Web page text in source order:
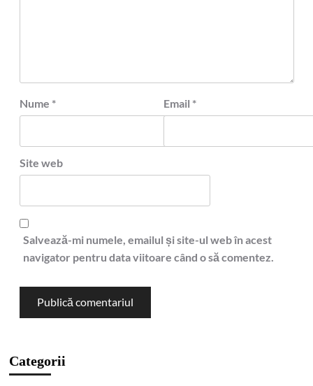
Nume * Email *
Site web
Salvează-mi numele, emailul și site-ul web în acest
navigator pentru data viitoare când o să comentez.
Categorii